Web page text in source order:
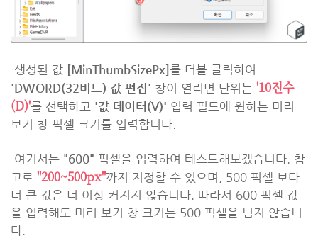
생성된 값 [MinThumbSizePx]를 더블 클릭하여
'DWORD(32비트) 값 편집' 창이 열리면 단위는 '10진수
(D)'를 선택하고 '값 데이터(V)' 입력 필드에 원하는 미리
보기 창 픽셀 크기를 입력합니다.
여기서는 "600" 픽셀을 입력하여 테스트해보겠습니다. 참
고로 "200~500px"까지 지정할 수 있으며, 500 픽셀 보다
더 큰 값은 더 이상 커지지 않습니다. 따라서 600 픽셀 값
을 입력해도 미리 보기 창 크기는 500 픽셀을 넘지 않습니
다.